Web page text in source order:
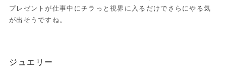
プレゼントが仕事中にチラっと視界に入るだけでさらにやる気
が出そうですね。
ジュエリー